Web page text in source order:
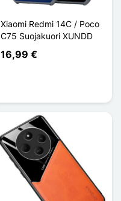
Xiaomi Redmi 14C / Poco
C75 Suojakuori XUNDD
16,99 €